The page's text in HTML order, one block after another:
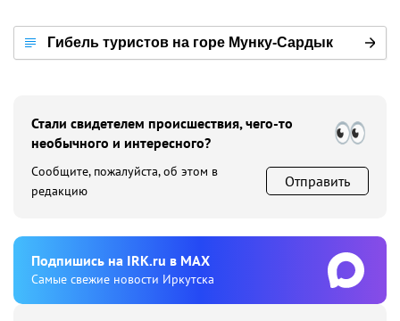
Гибель туристов на горе Мунку-Сардык
Стали свидетелем происшествия, чего-то
необычного и интересного?
Сообщите, пожалуйста, об этом в
редакцию
Отправить
Подпишиcь на IRK.ru в MAX
Cамые свежие новости Иркутска